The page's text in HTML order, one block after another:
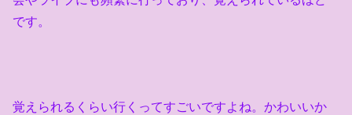
です。
覚えられるくらい行くってすごいですよね。かわいいか